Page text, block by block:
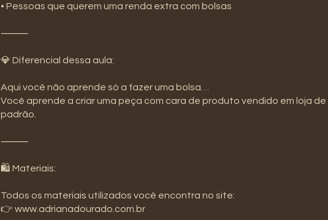
• Pessoas que querem uma renda extra com bolsas
⸻
💎 Diferencial dessa aula:
Aqui você não aprende só a fazer uma bolsa…
Você aprende a criar uma peça com cara de produto vendido em loja
padrão.
⸻
🛍️ Materiais:
Todos os materiais utilizados você encontra no site:
👉 www.adrianadourado.com.br